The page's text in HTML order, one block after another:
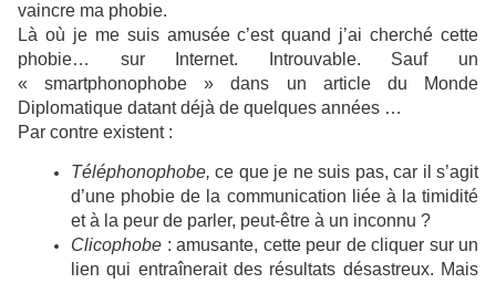
vaincre ma phobie.
Là où je me suis amusée c’est quand j’ai cherché cette
phobie… sur Internet. Introuvable. Sauf un
« smartphonophobe » dans un article du Monde
Diplomatique datant déjà de quelques années …
Par contre existent :
Téléphonophobe, ce que je ne suis pas, car il s’agit
d’une phobie de la communication liée à la timidité
et à la peur de parler, peut-être à un inconnu ?
Clicophobe : amusante, cette peur de cliquer sur un
lien qui entraînerait des résultats désastreux. Mais